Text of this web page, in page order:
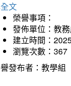
文
榮譽事項：
發佈單位：教
建立時間：
瀏覽次數：367
發布者：教學組